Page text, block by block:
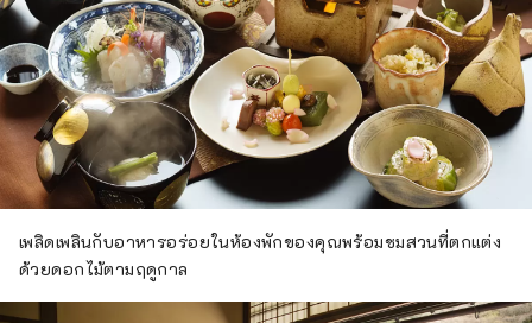
เพลิดเพลินกับอาหารอร่อยในห้องพักของคุณพร้อมชมสวนที่ตกแต่ง
ด้วยดอกไม้ตามฤดูกาล